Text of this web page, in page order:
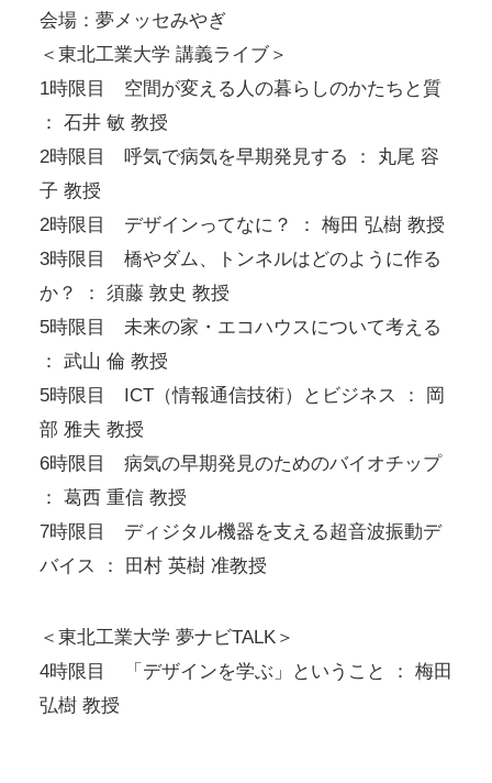
会場：夢メッセみやぎ
＜東北工業大学 講義ライブ＞
1時限目 空間が変える人の暮らしのかたちと質
： 石井 敏 教授
2時限目 呼気で病気を早期発見する ： 丸尾 容
子 教授
2時限目 デザインってなに？ ： 梅田 弘樹 教授
3時限目 橋やダム、トンネルはどのように作る
か？ ： 須藤 敦史 教授
5時限目 未来の家・エコハウスについて考える
： 武山 倫 教授
5時限目 ICT（情報通信技術）とビジネス ： 岡
部 雅夫 教授
6時限目 病気の早期発見のためのバイオチップ
： 葛西 重信 教授
7時限目 ディジタル機器を支える超音波振動デ
バイス ： 田村 英樹 准教授
＜東北工業大学 夢ナビTALK＞
4時限目 「デザインを学ぶ」ということ ： 梅田
弘樹 教授